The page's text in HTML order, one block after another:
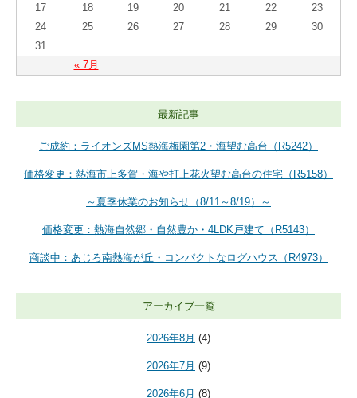
« 7月
17
18 19 20 21 22
23
24
25 26 27 28 29
30
31
最新記事
ご成約：ライオンズMS熱海梅園第2・海望む高台（R5242）
価格変更：熱海市上多賀・海や打上花火望む高台の住宅（R5158）
～夏季休業のお知らせ（8/11～8/19）～
価格変更：熱海自然郷・自然豊か・4LDK戸建て（R5143）
商談中：あじろ南熱海が丘・コンパクトなログハウス（R4973）
アーカイブ一覧
2026年8月 (4)
2026年7月 (9)
2026年6月 (8)